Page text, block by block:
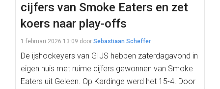
cijfers van Smoke Eaters en zet
koers naar play-offs
1 februari 2026 13:09 door Sebastiaan Scheffer
De ijshockeyers van GIJS hebben zaterdagavond in
eigen huis met ruime cijfers gewonnen van Smoke
Eaters uit Geleen. Op Kardinge werd het 15-4. Door